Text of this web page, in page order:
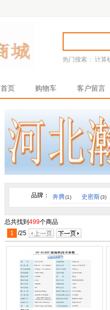
热门搜索： 计算
首页 购物车 客户留言
品牌： 奔腾(1) 史密斯(3)
总共找到 499个商品
1
/25